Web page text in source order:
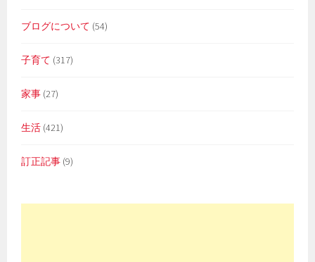
ブログについて (54)
子育て (317)
家事 (27)
生活 (421)
訂正記事 (9)